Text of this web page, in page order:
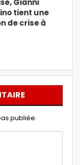
Gianni
tient une
de crise à
publiée.